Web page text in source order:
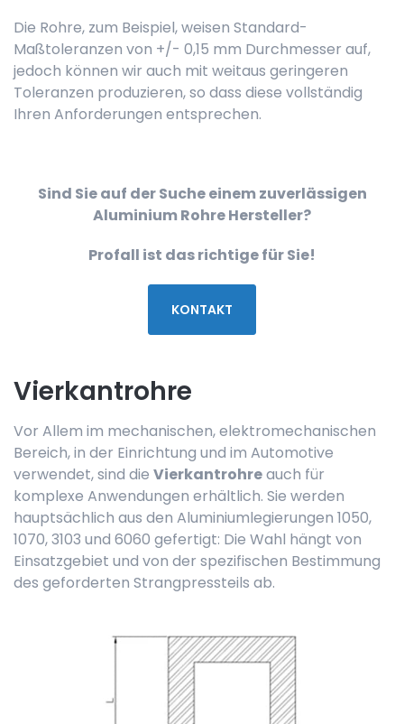
Die Rohre, zum Beispiel, weisen Standard-
Maßtoleranzen von +/- 0,15 mm Durchmesser auf,
jedoch können wir auch mit weitaus geringeren
Toleranzen produzieren, so dass diese vollständig
Ihren Anforderungen entsprechen.
Sind Sie auf der Suche einem zuverlässigen
Aluminium Rohre Hersteller?
Profall ist das richtige für Sie!
KONTAKT
Vierkantrohre
Vor Allem im mechanischen, elektromechanischen
Bereich, in der Einrichtung und im Automotive
verwendet, sind die Vierkantrohreauch für
komplexe Anwendungen erhältlich. Sie werden
hauptsächlich aus den Aluminiumlegierungen 1050,
1070, 3103 und 6060 gefertigt: Die Wahl hängt von
Einsatzgebiet und von der spezifischen Bestimmung
des geforderten Strangpressteils ab.